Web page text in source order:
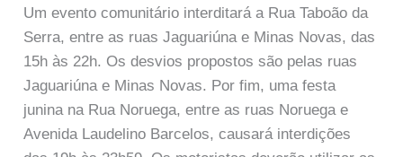
Um evento comunitário interditará a Rua Taboão da
Serra, entre as ruas Jaguariúna e Minas Novas, das
15h às 22h. Os desvios propostos são pelas ruas
Jaguariúna e Minas Novas. Por fim, uma festa
junina na Rua Noruega, entre as ruas Noruega e
Avenida Laudelino Barcelos, causará interdições